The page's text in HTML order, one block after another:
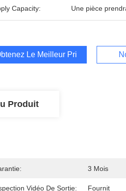
Capacity: Une pièce
Le Meilleur Prix
Produit
3 Mois
Vidéo De Sortie: Fournit